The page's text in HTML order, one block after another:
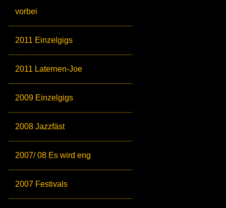
vorbei
2011 Einzelgigs
2011 Laternen-Joe
2009 Einzelgigs
2008 Jazzfäst
2007/ 08 Es wird eng
2007 Festivals